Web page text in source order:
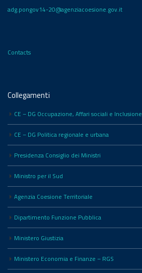
adg.pongov14-20@agenziacoesione.gov.it
Contacts
Collegamenti
CE – DG Occupazione, Affari sociali e Inclusione
CE – DG Politica regionale e urbana
Presidenza Consiglio dei Ministri
Ministro per il Sud
Agenzia Coesione Territoriale
Dipartimento Funzione Pubblica
Ministero Giustizia
Ministero Economia e Finanze – RGS